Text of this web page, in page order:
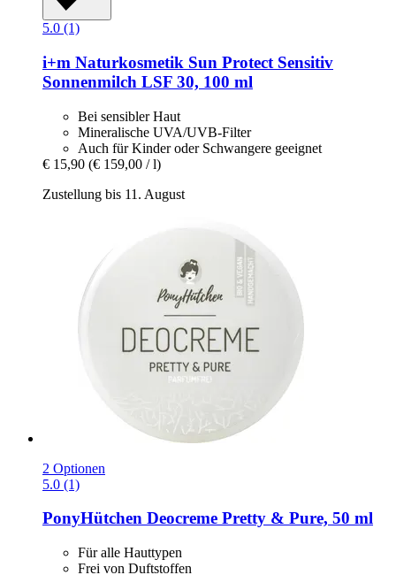
5.0 (1)
i+m Naturkosmetik Sun Protect Sensitiv
Sonnenmilch LSF 30, 100 ml
Bei sensibler Haut
Mineralische UVA/UVB-Filter
Auch für Kinder oder Schwangere geeignet
€ 15,90 (€ 159,00 / l)
Zustellung bis 11. August
2 Optionen
5.0 (1)
PonyHütchen Deocreme Pretty & Pure, 50 ml
Für alle Hauttypen
Frei von Duftstoffen